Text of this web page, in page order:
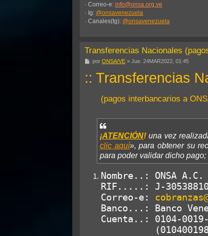
· Correo-e: info@onsa.org.ve
· Ig: @onsavenezuela
· Canales(tg): @onsavenezuela
Transferencias Nacionales
M
por ONSA/VE» Jue. 24MAR2022, 01:45
:: Transferencias
(pagos interbancarios a
¡ATENCIÓN! una vez
clic aquí», para obtener su
para poder validar dicho
Nombre..: ONSA A.C.
RIF.....: J-
Correo-e:
Banco...: Banco
Cuenta..: 0104-